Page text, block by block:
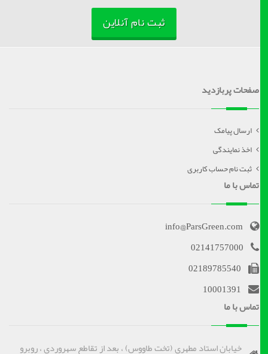
ثبت نام آنلاین
صفحات پربازدید
ارسال پیامک
اخذ نمایندگی
ثبت نام حساب کاربری
تماس با ما
info@ParsGreen.com
02141757000
02189785540
10001391
تماس با ما
خیابان استاد مطهری (تخت طاووس) ، بعد از تقاطع سهروردی ، روبرو